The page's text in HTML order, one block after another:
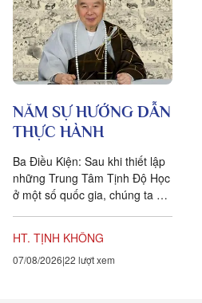
NĂM SỰ HƯỚNG DẪN
THỰC HÀNH
Ba Điều Kiện: Sau khi thiết lập
những Trung Tâm Tịnh Độ Học
ở một số quốc gia, chúng ta đặt
hành giả Tịnh...
HT. TỊNH KHÔNG
07/08/2026 22 lượt xem